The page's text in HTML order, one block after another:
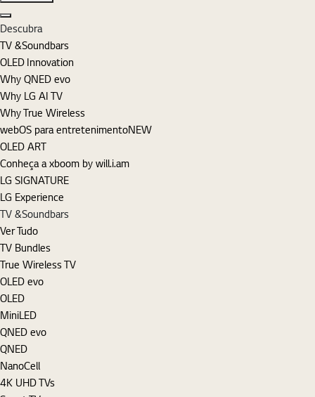
Fechar
Descubra
TV &Soundbars
OLED Innovation
Why QNED evo
Why LG AI TV
Why True Wireless
webOS para entretenimentoNEW
OLED ART
Conheça a xboom by will.i.am
LG SIGNATURE
LG Experience
TV &Soundbars
Ver Tudo
TV Bundles
True Wireless TV
OLED evo
OLED
MiniLED
QNED evo
QNED
NanoCell
4K UHD TVs